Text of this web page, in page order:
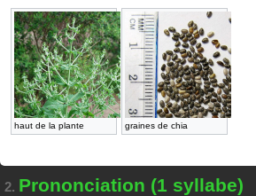
haut de la plante graines de chia
2. Prononciation (1 syllabe)